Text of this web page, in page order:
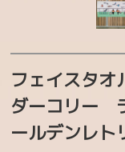
生物多様性保全
ボルネオ保全プ
まもろう
チャリティーコ
フェイスタ
ダーコリー
ールデンレ